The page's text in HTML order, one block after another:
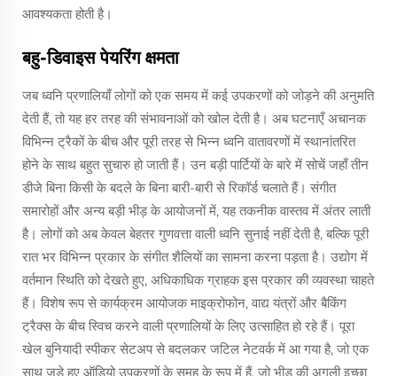
आवश्यकता होती है।
बहु-डिवाइस पेयरिंग क्षमता
जब ध्वनि प्रणालियाँ लोगों को एक समय में कई उपकरणों को जोड़ने की अनुमति
देती हैं, तो यह हर तरह की संभावनाओं को खोल देती है। अब घटनाएँ अचानक
विभिन्न ट्रैकों के बीच और पूरी तरह से भिन्न ध्वनि वातावरणों में स्थानांतरित
होने के साथ बहुत सुचारु हो जाती हैं। उन बड़ी पार्टियों के बारे में सोचें जहाँ तीन
डीजे बिना किसी के बदले के बिना बारी-बारी से रिकॉर्ड चलाते हैं। संगीत
समारोहों और अन्य बड़ी भीड़ के आयोजनों में, यह तकनीक वास्तव में अंतर लाती
है। लोगों को अब केवल बेहतर गुणवत्ता वाली ध्वनि सुनाई नहीं देती है, बल्कि पूरी
रात भर विभिन्न प्रकार के संगीत शैलियों का सामना करना पड़ता है। उद्योग में
वर्तमान स्थिति को देखते हुए, अधिकाधिक ग्राहक इस प्रकार की व्यवस्था चाहते
हैं। विशेष रूप से कार्यक्रम आयोजक माइक्रोफोन, वाद्य यंत्रों और बैकिंग
ट्रैक्स के बीच स्विच करने वाली प्रणालियों के लिए उत्साहित हो रहे हैं। पूरा
खेल बुनियादी स्पीकर सेटअप से बदलकर जटिल नेटवर्क में आ गया है, जो एक
साथ जुड़े हुए ऑडियो उपकरणों के समूह के रूप में हैं, जो भीड़ की अगली इच्छा